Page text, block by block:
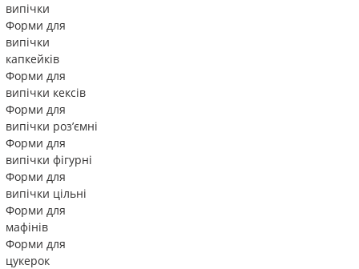
випічки
Форми для
випічки
капкейків
Форми для
випічки кексів
Форми для
випічки роз’ємні
Форми для
випічки фігурні
Форми для
випічки цільні
Форми для
мафінів
Форми для
цукерок